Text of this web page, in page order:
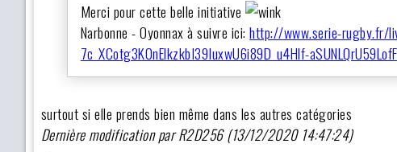
Merci pour cette belle initiative
Narbonne - Oyonnax à suivre ici:http://www.serie-rugby.fr/
7c_XCotg3K0nElkzkbI39IuxwU6i89D_u4Hlf-
surtout si elle prends bien même dans les autres catégories
Dernière modification par R2D256 (13/12/2020 14:47:24)